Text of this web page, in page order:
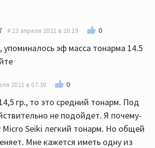
23 апреля 2021 в 20:19 0
упоминалось эф масса тонарма 14.5
2021 в 07:30 0
гр., то это средний тонарм. Под
не подойдет. Я почему-
Micro Seiki легкий тонарм. Но общей
Мне кажется иметь одну из